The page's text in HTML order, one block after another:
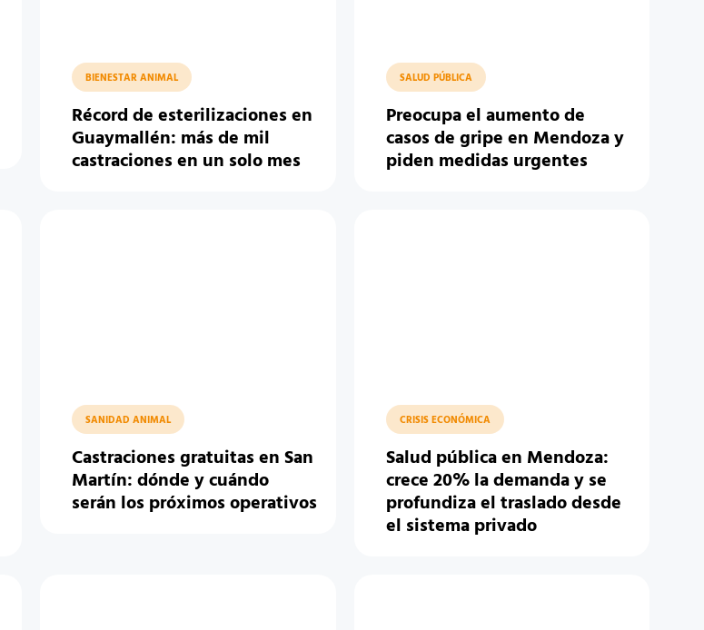
BIENESTAR ANIMAL
Récord de esterilizaciones en
Guaymallén: más de mil
castraciones en un solo mes
SALUD PÚBLICA
Preocupa el aumento de
casos de gripe en Mendoza y
piden medidas urgentes
SANIDAD ANIMAL
Castraciones gratuitas en San
Martín: dónde y cuándo
serán los próximos operativos
CRISIS ECONÓMICA
Salud pública en Mendoza:
crece 20% la demanda y se
profundiza el traslado desde
el sistema privado